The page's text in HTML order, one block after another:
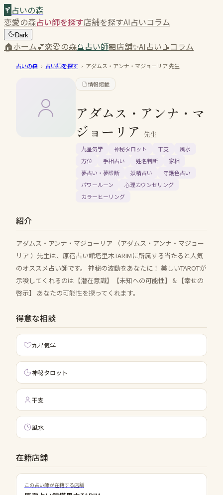
占いの森
恋愛の森占い師を探す店舗を探すAI占いコラム
Dark
🏠ホーム💕恋愛の森🔮占い師🏪店舗✨AI占い📝コラム
占いの森 › 占い師を探す › アダムス・アンナ・マジョーリア先生
情報掲載
アダムス・アンナ・マ
ジョーリア 先生
九星気学 神秘タロット 干支
風水
方位
手相占い 姓名判断
家相
夢占い・夢診断
妖精占い
守護色占い
パワールーン
心理カウンセリング
カラーヒーリング
紹介
アダムス・アンナ・マジョーリア （アダムス・アンナ・マジョー
リア ）先生は、原宿占い館塔里木TARIMに所属する当たると人気
のオススメ占い師です。 神秘の波動をあなたに！ 美しいTAROTが
示唆してくれるのは【潜在意識】【未知への可能性】＆【幸せの
啓示】 あなたの可能性を探ってくれます。
得意な相談
九星気学
神秘タロット
干支
風水
在籍店舗
この占い師が在籍する店舗